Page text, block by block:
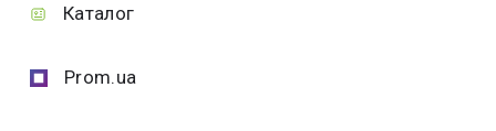
Каталог
Prom.ua